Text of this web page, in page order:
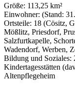
Größe: 113,25 km²
Einwohner: (Stand:
Ortsteile: 18 (Cösitz,
Mößlitz, Priesdorf,
Salzfurtkapelle,
Wadendorf, Werben,
Bildung und Soziales:
Kindertagesstätten
Altenpflegeheim